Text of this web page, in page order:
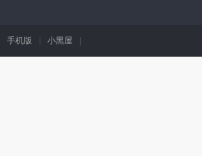
手机版 小黑屋